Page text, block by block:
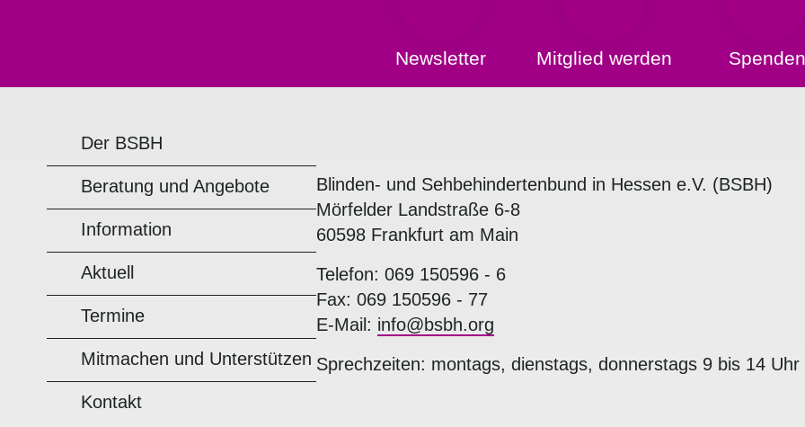
Newsletter Mitglied werden Spenden
Der BSBH
Beratung und Angebote
Information
Aktuell
Termine
Mitmachen und Unterstützen
Kontakt
Blinden- und Sehbehindertenbund in Hessen e.V. (BSBH)
Mörfelder Landstraße 6-8
60598 Frankfurt am Main
Telefon: 069 150596 - 6
Fax: 069 150596 - 77
E-Mail: info@bsbh.org
Sprechzeiten: montags, dienstags, donnerstags 9 bis 14 Uhr